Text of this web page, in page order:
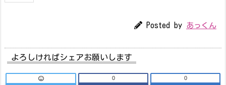
Posted by あっくん
よろしければシェアお願いします
0 0